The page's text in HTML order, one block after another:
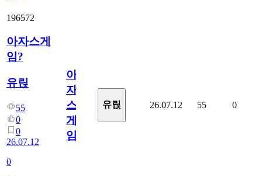
196572
아자스게
임?
유릱
55
0
0
26.07.12
0
아
자
스
게
임?
유릱 26.07.12 55 0